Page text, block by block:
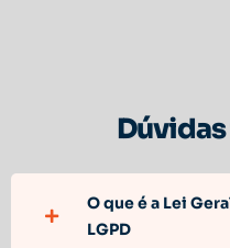
O que é a Lei
LGPD